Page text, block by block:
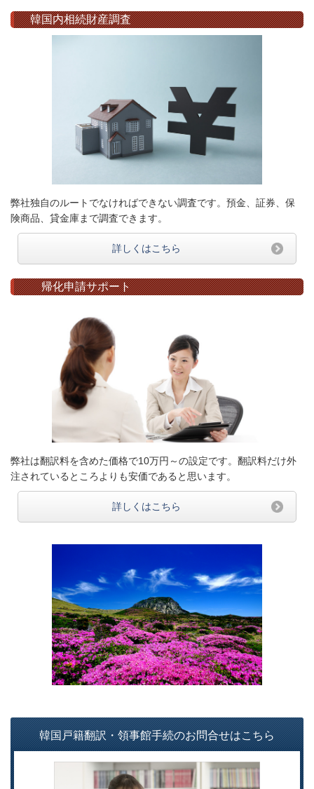
韓国内相続財産調査
弊社独自のルートでなければできない調査です。預金、証券、保
険商品、貸金庫まで調査できます。
詳しくはこちら
帰化申請サポート
弊社は翻訳料を含めた価格で10万円～の設定です。翻訳料だけ外
注されているところよりも安価であると思います。
詳しくはこちら
韓国戸籍翻訳・領事館手続のお問合せはこちら